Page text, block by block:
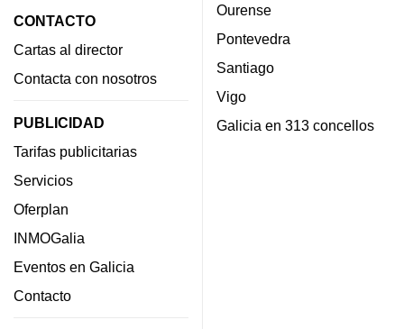
CONTACTO
Cartas al director
Contacta con nosotros
PUBLICIDAD
Tarifas publicitarias
Servicios
Oferplan
INMOGalia
Eventos en Galicia
Contacto
Ourense
Pontevedra
Santiago
Vigo
Galicia en 313 concellos